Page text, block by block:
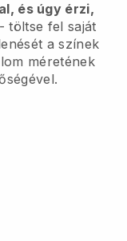
és úgy érzi,
- töltse fel saját
a színek
méretének